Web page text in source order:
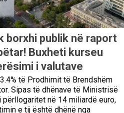
borxhi publik në raport
Buxheti kurseu
i valutave
të Prodhimit të Brendshëm
Sipas të dhënave të Ministrisë
përllogaritet në 14 miliardë euro,
e tij është dhënë nga